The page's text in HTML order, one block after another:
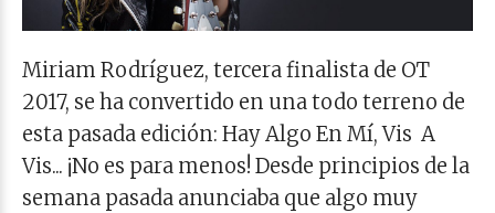
Miriam Rodríguez, tercera finalista de OT
2017, se ha convertido en una todo terreno de
esta pasada edición: Hay Algo En Mí, Vis A
Vis... ¡No es para menos! Desde principios de la
semana pasada anunciaba que algo muy